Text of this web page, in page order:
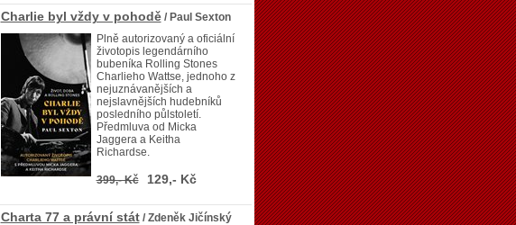
Charlie byl vždy v pohodě/ Paul Sexton
Plně autorizovaný a oficiální
životopis legendárního
bubeníka Rolling Stones
Charlieho Wattse, jednoho z
nejuznávanějších a
nejslavnějších hudebníků
posledního půlstoletí.
Předmluva od Micka
Jaggera a Keitha
Richardse.
399,- Kč 129,- Kč
Charta 77 a právní stát/ Zdeněk Jičínský